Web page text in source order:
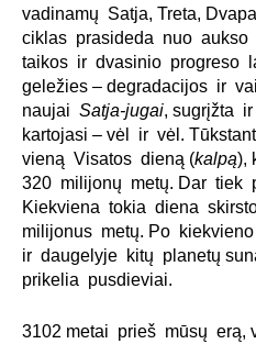
vadinamų Satja, Treta,
ciklas prasideda nuo aukso
taikos ir dvasinio progreso
geležies – degradacijos ir
naujai Satja-jugai, sugrįžta
kartojasi – vėl ir vėl.
vieną Visatos dieną (kalpą),
320 milijonų metų. Dar tiek
Kiekviena tokia diena
milijonus metų. Po
ir daugelyje kitų planetų
prikelia pusdieviai.
3102 metai prieš mūsų erą,